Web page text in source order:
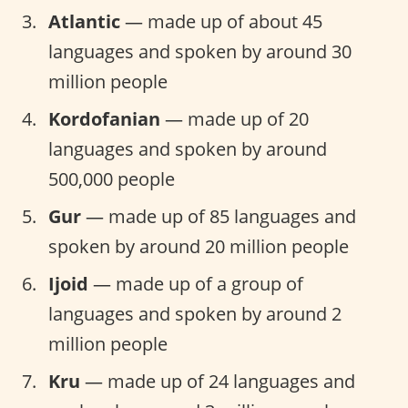
Atlantic— made up of about 45
languages and spoken by around 30
million people
Kordofanian — made up of 20
languages and spoken by around
500,000 people
Gur— made up of 85 languages and
spoken by around 20 million people
Ijoid — made up of a group of
languages and spoken by around 2
million people
Kru — made up of 24 languages and